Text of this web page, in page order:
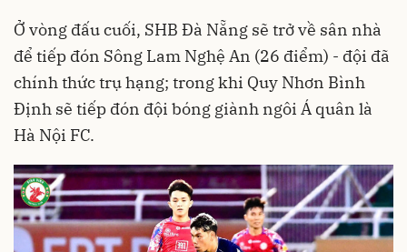
Ở vòng đấu cuối, SHB Đà Nẵng sẽ trở về sân nhà
để tiếp đón Sông Lam Nghệ An (26 điểm) - đội đã
chính thức trụ hạng; trong khi Quy Nhơn Bình
Định sẽ tiếp đón đội bóng giành ngôi Á quân là
Hà Nội FC.